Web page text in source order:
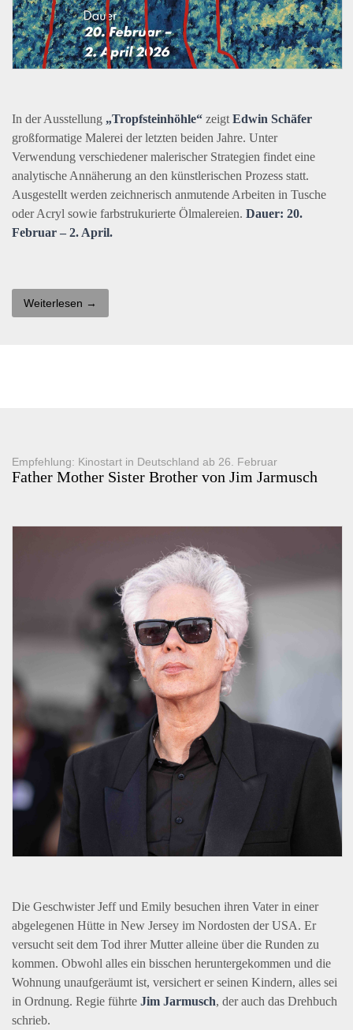
In der Ausstellung „Tropfsteinhöhle“ zeigt Edwin Schäfer
großformatige Malerei der letzten beiden Jahre. Unter
Verwendung verschiedener malerischer Strategien findet eine
analytische Annäherung an den künstlerischen Prozess statt.
Ausgestellt werden zeichnerisch anmutende Arbeiten in Tusche
oder Acryl sowie farbstrukurierte Ölmalereien. Dauer: 20.
Februar – 2. April.
Weiterlesen →
Empfehlung: Kinostart in Deutschland ab 26. Februar
Father Mother Sister Brother von Jim Jarmusch
Die Geschwister Jeff und Emily besuchen ihren Vater in einer
abgelegenen Hütte in New Jersey im Nordosten derUSA. Er
versucht seit dem Tod ihrer Mutter alleine über die Runden zu
kommen. Obwohl alles ein bisschen heruntergekommen und die
Wohnung unaufgeräumt ist, versichert er seinen Kindern, alles sei
in Ordnung. Regie führte Jim Jarmusch, der auch das Drehbuch
schrieb.